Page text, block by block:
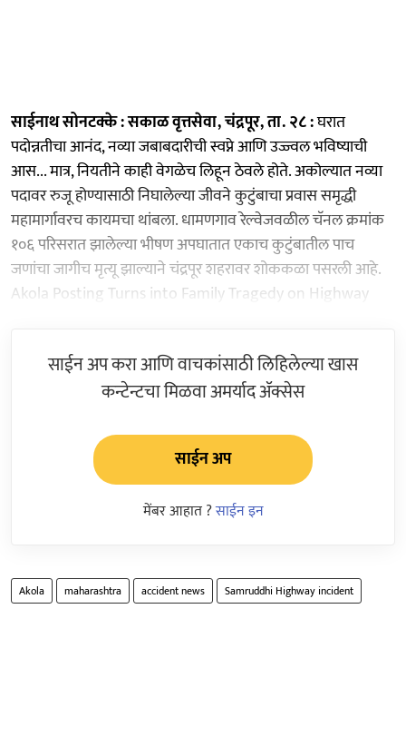
साईनाथ सोनटक्के : सकाळ वृत्तसेवा, चंद्रपूर, ता. २८ :घरात
पदोन्नतीचा आनंद, नव्या जबाबदारीची स्वप्ने आणि उज्ज्वल भविष्याची
आस... मात्र, नियतीने काही वेगळेच लिहून ठेवले होते. अकोल्यात नव्या
पदावर रुजू होण्यासाठी निघालेल्या जीवने कुटुंबाचा प्रवास समृद्धी
महामार्गावरच कायमचा थांबला. धामणगाव रेल्वेजवळील चॅनल क्रमांक
१०६ परिसरात झालेल्या भीषण अपघातात एकाच कुटुंबातील पाच
जणांचा जागीच मृत्यू झाल्याने चंद्रपूर शहरावर शोककळा पसरली आहे.
Akola Posting Turns into Family Tragedy on Highway
साईन अप करा आणि वाचकांसाठी लिहिलेल्या खास
कन्टेन्टचा मिळवा अमर्याद ॲक्सेस
साईन अप
मेंबर आहात ?साईन इन
Akola maharashtra accident news Samruddhi Highway incident